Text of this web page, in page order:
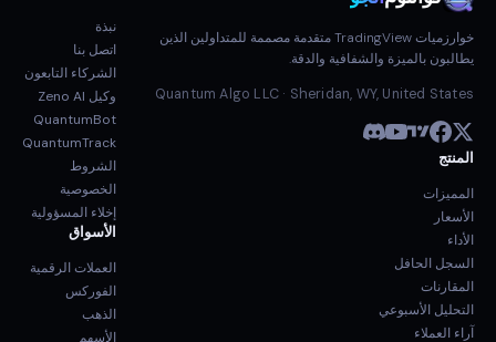
خوارزميات TradingView متقدمة مصممة للمتداولين الذين
يطالبون بالميزة والشفافية والدقة.
Quantum Algo LLC · Sheridan, WY, United States
المنتج
المميزات
الأسعار
الأداء
السجل الحافل
المقارنات
التحليل الأسبوعي
آراء العملاء
نبذة
اتصل بنا
الشركاء التابعون
وكيل Zeno AI
QuantumBot
QuantumTrack
الشروط
الخصوصية
إخلاء المسؤولية
الأسواق
العملات الرقمية
الفوركس
الذهب
الأسهم